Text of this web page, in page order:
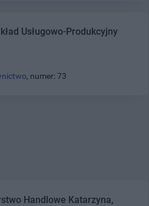
Usługowo-Produkcyjny
, numer: 73
Handlowe Katarzyna,